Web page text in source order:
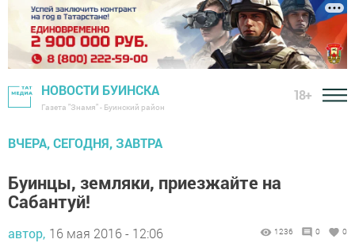
НОВОСТИ БУИНСКА
Газета "Знамя" - Буинский район
18+
ВЧЕРА, СЕГОДНЯ, ЗАВТРА
Буинцы, земляки, приезжайте на
Сабантуй!
автор, 16 мая 2016 - 12:06 1236 0 0